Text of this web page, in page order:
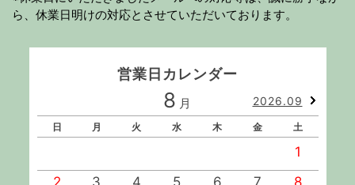
ら、休業日明けの対応とさせていただいております。
営業日カレンダー
8 月 2026.09
日 月 火 水 木 金 土
1
2
3 4 5 6 7 8